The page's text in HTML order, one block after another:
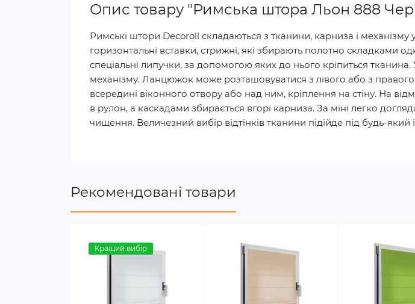
Опис товару "Римська штора Льон 888
Римські штори Decoroll складаються з тканини, карниза і
горизонтальні вставки, стрижні, які збирають полотно складками
спеціальні липучки, за допомогою яких до нього кріпиться
механізму. Ланцюжок може розташовуватися з лівого або з
всередині віконного отвору або над ним, кріплення на стіну. На
в рулон, а каскадами збирається вгорі карниза. За міні легко
чищення. Величезний вибір відтінків тканини підійде під будь-
Рекомендовані товари
Кращий вибір